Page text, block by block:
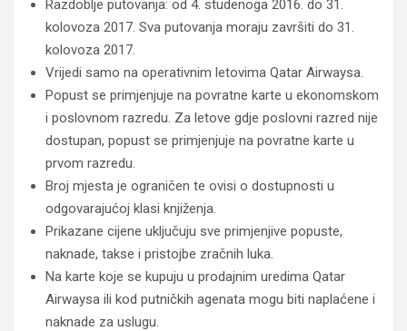
Razdoblje putovanja: od 4. studenoga 2016. do 31.
kolovoza 2017. Sva putovanja moraju završiti do 31.
kolovoza 2017.
Vrijedi samo na operativnim letovima Qatar Airwaysa.
Popust se primjenjuje na povratne karte u ekonomskom
i poslovnom razredu. Za letove gdje poslovni razred nije
dostupan, popust se primjenjuje na povratne karte u
prvom razredu.
Broj mjesta je ograničen te ovisi o dostupnosti u
odgovarajućoj klasi knjiženja.
Prikazane cijene uključuju sve primjenjive popuste,
naknade, takse i pristojbe zračnih luka.
Na karte koje se kupuju u prodajnim uredima Qatar
Airwaysa ili kod putničkih agenata mogu biti naplaćene i
naknade za uslugu.